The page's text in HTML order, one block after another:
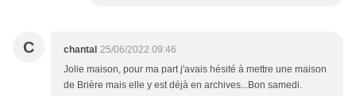
C chantal 25/06/2022 09:46
Jolie maison, pour ma part j'avais hésité à mettre une maison
de Brière mais elle y est déjà en archives...Bon samedi.